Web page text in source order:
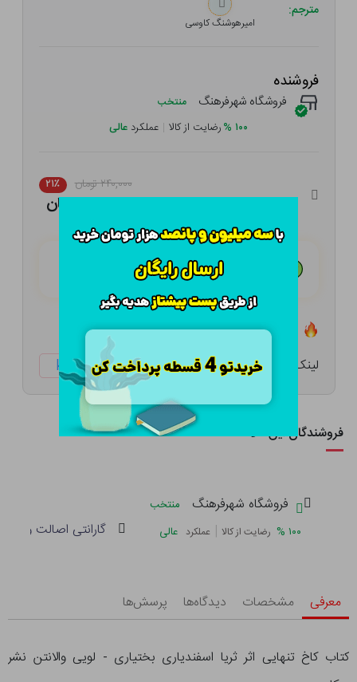
مترجم:
امیرهوشنگ کاوسی
فروشنده
فروشگاه شهرفرهنگ منتخب
۱۰۰ %رضایت از کالا | عملکرد عالی
۲۴۰,۰۰۰ تومان ۲۱٪
۱۸۹,۶۰۰ تومان
هـر قسط با تــرب‌پــی:
تعداد ۳ عدد در انبار موجود است
لینک کوتاه: ketabtala.com/sbp-26368
فروشندگان این کالا
فروشگاه شهرفرهنگ
منتخب
۱۰۰ % رضایت از کالا | عملکرد عالی گارانتی اصالت و
معرفی مشخصات دیدگاه‌ها پرسش‌ها
کتاب کاخ تنهایی اثر ثریا اسفندیاری بختیاری - لویی والانتن نشر